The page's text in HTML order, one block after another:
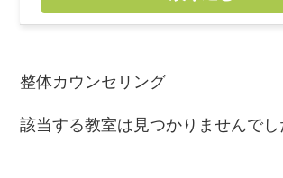
整体カウンセリング
該当する教室は見つかりませんでし